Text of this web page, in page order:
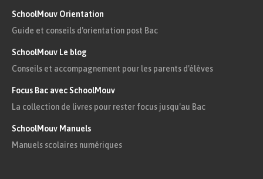
Résumé
Gervaise se retrouve seule avec ses deux fils
une autre femme, Adèle. Elle rencontre Virginie,
la sœur de cette dernière, au lavoir. Suite à des
provocations, les deux femmes se battent.
SchoolMouv Orientation
Guide et conseils d'orientation post Bac
SchoolMouv Le blog
Conseils et accompagnement pour les parents d'élèves
Focus Bac avec SchoolMouv
La collection de livres pour rester focus jusqu'au Bac
SchoolMouv Manuels
Manuels scolaires numériques